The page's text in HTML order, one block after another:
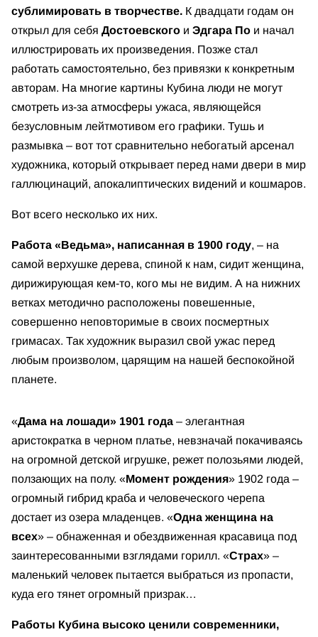
сублимировать в творчестве. К двадцати годам он
открыл для себя Достоевского и Эдгара По и начал
иллюстрировать их произведения. Позже стал
работать самостоятельно, без привязки к конкретным
авторам. На многие картины Кубина люди не могут
смотреть из-за атмосферы ужаса, являющейся
безусловным лейтмотивом его графики. Тушь и
размывка – вот тот сравнительно небогатый арсенал
художника, который открывает перед нами двери в мир
галлюцинаций, апокалиптических видений и кошмаров.
Вот всего несколько их них.
Работа «Ведьма», написанная в 1900 году, – на
самой верхушке дерева, спиной к нам, сидит женщина,
дирижирующая кем-то, кого мы не видим. А на нижних
ветках методично расположены повешенные,
совершенно неповторимые в своих посмертных
гримасах. Так художник выразил свой ужас перед
любым произволом, царящим на нашей беспокойной
планете.
«Дама на лошади» 1901 года – элегантная
аристократка в черном платье, невзначай покачиваясь
на огромной детской игрушке, режет полозьями людей,
ползающих на полу. «Момент рождения» 1902 года –
огромный гибрид краба и человеческого черепа
достает из озера младенцев. «Одна женщина на
всех» – обнаженная и обездвиженная красавица под
заинтересованными взглядами горилл. «Страх» –
маленький человек пытается выбраться из пропасти,
куда его тянет огромный призрак…
Работы Кубина высоко ценили современники,